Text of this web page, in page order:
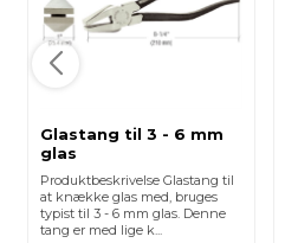
Glastang til 3 - 6 mm
glas
Produktbeskrivelse Glastang til
at knække glas med, bruges
typist til 3 - 6 mm glas. Denne
tang er med lige k...